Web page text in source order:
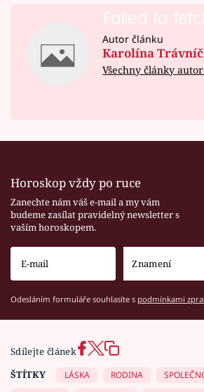
Failed to
Autor článku
Karolína
Všechny články
Horoskop vždy po ruce
Zanechte nám váš e-mail a my vám
budeme zasílat pravidelný newsletter s
vaším horoskopem.
Odesláním formuláře souhlasíte s podmínkami
Sdílejte článek
ŠTÍTKY
LÁSKA RODINA